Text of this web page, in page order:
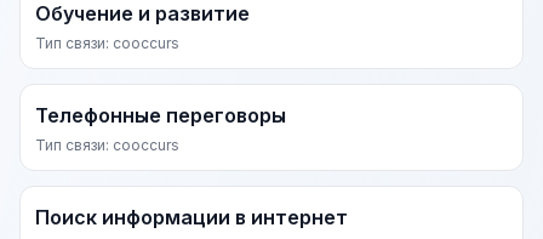
Обучение и развитие
Тип связи: cooccurs
Телефонные переговоры
Тип связи: cooccurs
Поиск информации в интернет